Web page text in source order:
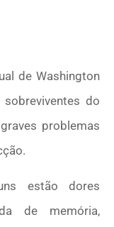
de Washington
do
problemas
estão dores
de memória,